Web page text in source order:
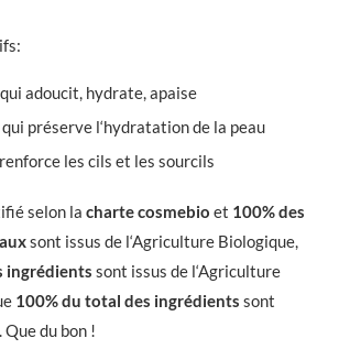
adoucit, hydrate, apaise
qui préserve l‘hydratation de la peau
les cils et les sourcils
selon la charte cosmebio et 100% des
sont issus de l‘Agriculture Biologique,
ingrédients sont issus de l‘Agriculture
100% du total des ingrédients sont
du bon !